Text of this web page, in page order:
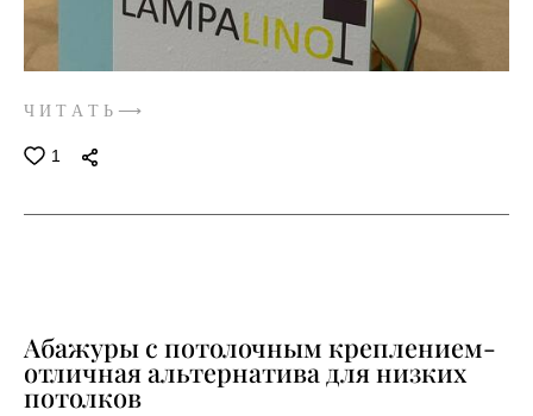
Ч И Т А Т Ь ⟶
1
Абажуры с потолочным креплением-
отличная альтернатива для низких
потолков